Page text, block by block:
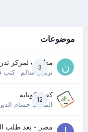
موضوعات
3
مطلوب لمركز
نرمين سالم· كتب
12
كعب كوباية
المدرب حسام
مصر - بعد طلب